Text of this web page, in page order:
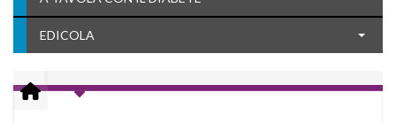
EDICOLA